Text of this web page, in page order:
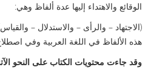
الوقائع والاهتداء إليها عدة ألفاظ وهي:
(الاجتهاد – والرأى – والاستدلال –
هذه الألفاظ في اللغة العربية وفي
وقد جاءت محتويات الكتاب على النحو